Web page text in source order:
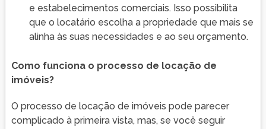
e estabelecimentos comerciais. Isso possibilita
que o locatário escolha a propriedade que mais se
alinha às suas necessidades e ao seu orçamento.
Como funciona o processo de locação de
imóveis?
O processo de locação de imóveis pode parecer
complicado à primeira vista, mas, se você seguir